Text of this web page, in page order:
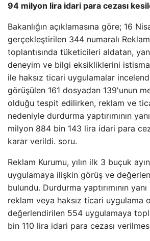
94 milyon lira idari para cezası
Bakanlığın açıklamasına göre; 16
gerçekleştirilen 344 numaralı
toplantısında tüketicileri aldatan,
deneyim ve bilgi eksikliklerini
ile haksız ticari uygulamalar
görüşülen 161 dosyadan 139'unun
olduğu tespit edilirken, reklam ve
nedeniyle durdurma yaptırımının
milyon 884 bin 143 lira idari para
karar verildi. soru.
Reklam Kurumu, yılın ilk 3 buçuk
uygulamaya ilişkin görüş ve
bulundu. Durdurma yaptırımının yanı
reklam veya haksız ticari uygulama
değerlendirilen 554 uygulamaya
bin 110 lira idari para cezası